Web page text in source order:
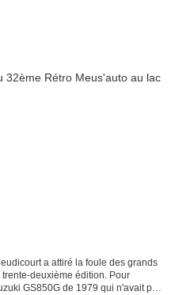
a attiré la foule des grands
deuxième édition. Pour
GS850G de 1979 qui n'avait pas